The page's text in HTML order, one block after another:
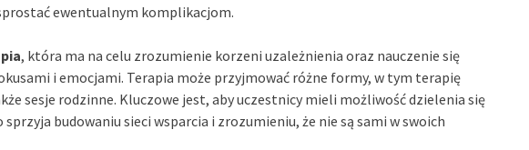
ewentualnym komplikacjom.
, która ma na celu zrozumienie korzeni uzależnienia oraz nauczenie się
i emocjami. Terapia może przyjmować różne formy, w tym terapię
sesje rodzinne. Kluczowe jest, aby uczestnicy mieli możliwość dzielenia się
budowaniu sieci wsparcia i zrozumieniu, że nie są sami w swoich